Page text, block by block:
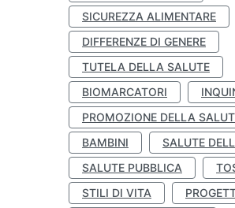
SICUREZZA ALIMENTARE
DIFFERENZE DI GENERE
TUTELA DELLA SALUTE
BIOMARCATORI
PROMOZIONE DELLA
BAMBINI
SALUTE
SALUTE PUBBLICA
STILI DI VITA